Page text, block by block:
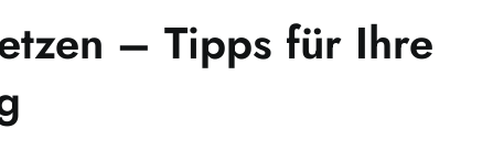
– Tipps für Ihre